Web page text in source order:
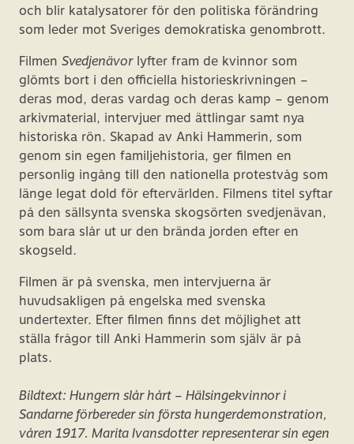
och blir katalysatorer för den politiska förändring
som leder mot Sveriges demokratiska genombrott.
Filmen Svedjenävorlyfter fram de kvinnor som
glömts bort i den officiella historieskrivningen –
deras mod, deras vardag och deras kamp – genom
arkivmaterial, intervjuer med ättlingar samt nya
historiska rön. Skapad av Anki Hammerin, som
genom sin egen familjehistoria, ger filmen en
personlig ingång till den nationella protestvåg som
länge legat dold för eftervärlden. Filmens titel syftar
på den sällsynta svenska skogsörten svedjenävan,
som bara slår ut ur den brända jorden efter en
skogseld.
Filmen är på svenska, men intervjuerna är
huvudsakligen på engelska med svenska
undertexter. Efter filmen finns det möjlighet att
ställa frågor till Anki Hammerin som själv är på
plats.
Bildtext: Hungern slår hårt – Hälsingekvinnor i
Sandarne förbereder sin första hungerdemonstration,
våren 1917. Marita Ivansdotter representerar sin egen